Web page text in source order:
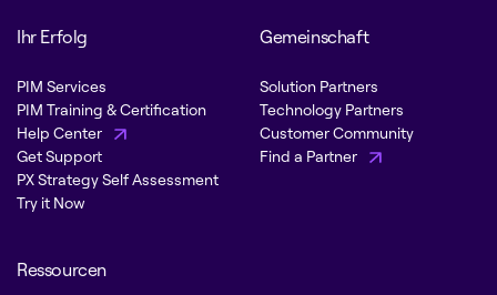
Ihr Erfolg
PIM Services
PIM Training & Certification
Help Center
Get Support
PX Strategy Self Assessment
Try it Now
Gemeinschaft
Solution Partners
Technology Partners
Customer Community
Find a Partner
Ressourcen